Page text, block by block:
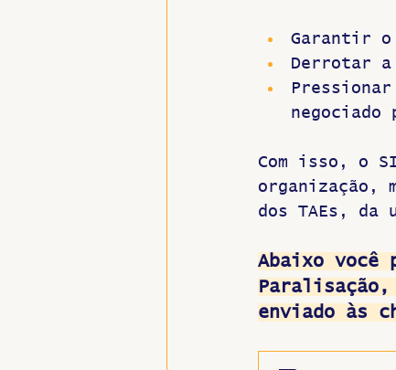
Garantir o
Derrotar a
Com isso, o
organização,
dos TAEs, da
Abaixo você
enviado às